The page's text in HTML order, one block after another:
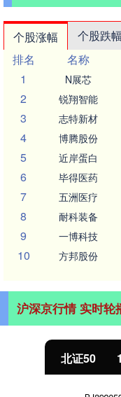
个股涨幅 个股跌幅
排名
名称
1
N展芯
2 锐翔智能
3 志特新材
4 博腾股份
5 近岸蛋白
6 毕得医药
7 五洲医疗
8 耐科装备
9 一博科技
10 方邦股份
沪深京行情 实时轮
北证50